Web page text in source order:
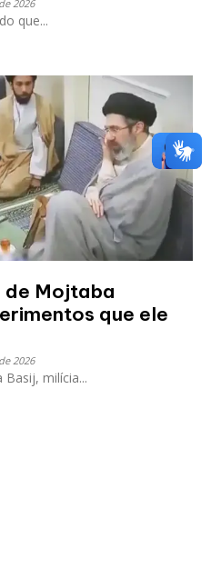
2026
que...
de Mojtaba
que ele
2026
milícia...